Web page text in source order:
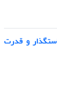
و قدرت